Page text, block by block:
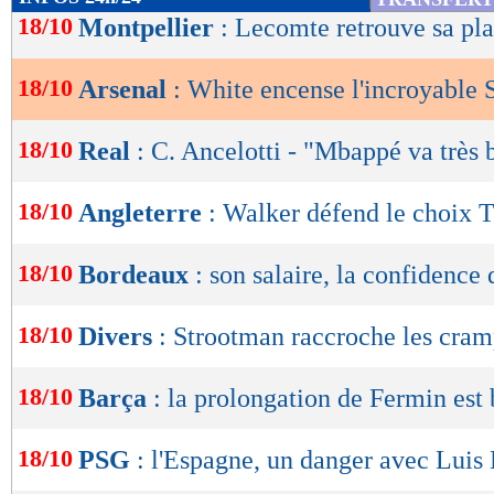
de
OK
18/10 Montpellier : Lecomte retrouve sa
18/10 Arsenal : White encense l'incroyable
18/10 Real : C. Ancelotti - "Mbappé va très
18/10 Angleterre : Walker défend le choix
18/10 Bordeaux : son salaire, la confidence
18/10 Divers : Strootman raccroche les
18/10 Barça : la prolongation de Fermin est
18/10 PSG : l'Espagne, un danger avec Luis